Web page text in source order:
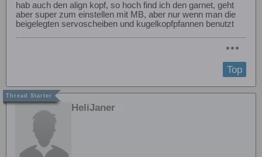
hab auch den align kopf, so hoch find ich den garnet, geht
aber super zum einstellen mit MB, aber nur wenn man die
beigelegten servoscheiben und kugelkopfpfannen benutzt
Top
HeliJaner